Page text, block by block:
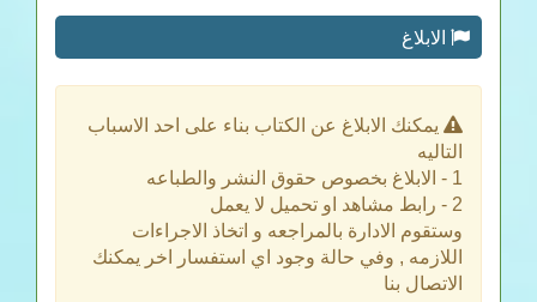
الابلاغ
يمكنك الابلاغ عن الكتاب بناء على احد الاسباب
التاليه
1 - الابلاغ بخصوص حقوق النشر والطباعه
2 - رابط مشاهد او تحميل لا يعمل
وستقوم الادارة بالمراجعه و اتخاذ الاجراءات
اللازمه , وفي حالة وجود اي استفسار اخر يمكنك
الاتصال بنا